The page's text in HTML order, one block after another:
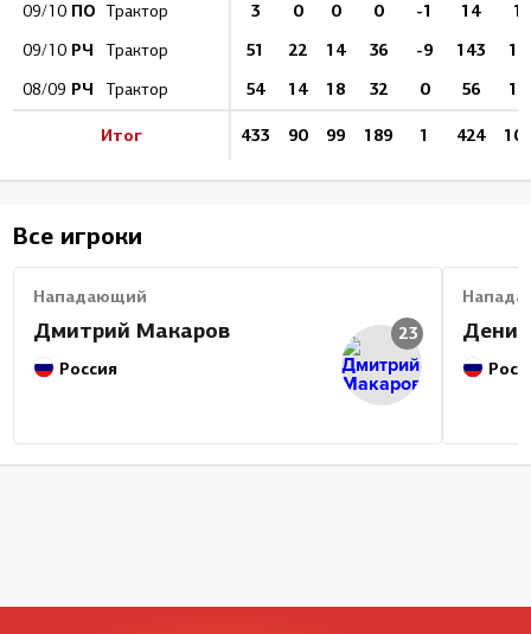
09/10 ПО Трактор 3 0 0 0 -1 14 13
09/10 РЧ Трактор 51 22 14 36 -9 143
08/09 РЧ Трактор 54 14 18 32 0 56
Итог 433 90 99 189 1 424
Все игроки
Нападающий
Дмитрий Макаров
Россия
23